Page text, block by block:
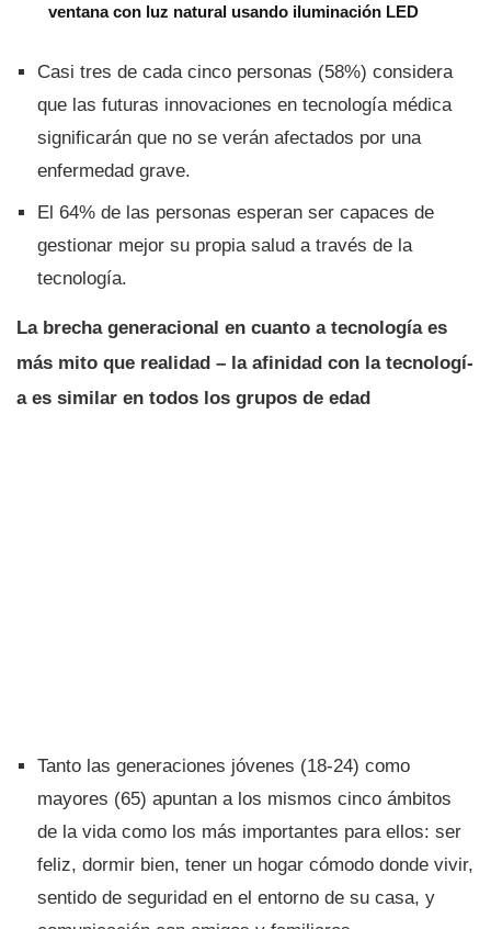
ventana con luz natural usando iluminación LED
Casi tres de cada cinco personas (58%) considera
que las futuras innovaciones en tecnologí­a médica
significarán que no se verán afectados por una
enfermedad grave.
El 64% de las personas esperan ser capaces de
gestionar mejor su propia salud a través de la
tecnologí­a.
La brecha generacional en cuanto a tecnologí­a es
más mito que realidad – la afinidad con la tecnologí­
a es similar en todos los grupos de edad
Tanto las generaciones jóvenes (18-24) como
mayores (65) apuntan a los mismos cinco ámbitos
de la vida como los más importantes para ellos: ser
feliz, dormir bien, tener un hogar cómodo donde vivir,
sentido de seguridad en el entorno de su casa, y